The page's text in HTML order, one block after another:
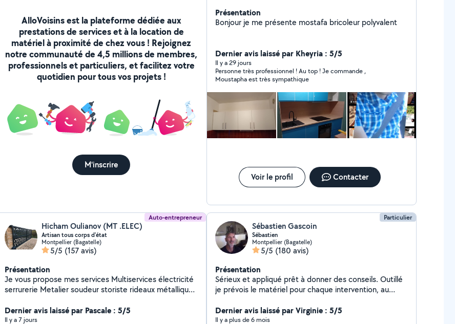
AlloVoisins est la plateforme dédiée aux
prestations de services et à la location de
matériel à proximité de chez vous ! Rejoignez
notre communauté de 4,5 millions de membres,
professionnels et particuliers, et facilitez votre
quotidien pour tous vos projets !
M'inscrire
Présentation
Bonjour je me présente mostafa bricoleur polyvalent
Dernier avis laissé par Kheyria : 5/5
Il y a 29 jours
Personne très professionnel ! Au top ! Je commande ,
Moustapha est très sympathique
Voir le profil Contacter
Auto-entrepreneur
Hicham Oulianov (MT .ELEC)
Artisan tous corps d'état
Montpellier (Bagatelle)
5/5 (157 avis)
Présentation
Je vous propose mes services Multiservices électricité
serrurerie Metalier soudeur storiste rideaux métallique
meubles 20 ans expérience petite mécanique travail
soigné
Dernier avis laissé par Pascale : 5/5
Il y a 7 jours
Particulier
Sébastien Gascoin
Sébastien
Montpellier (Bagatelle)
5/5 (180 avis)
Présentation
Sérieux et appliqué prêt à donner des conseils. Outillé
je prévois le matériel pour chaque intervention, au
Dernier avis laissé par Virginie : 5/5
Il y a plus de 6 mois